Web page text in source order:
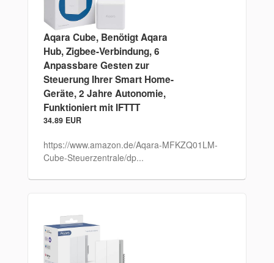
Aqara Cube, Benötigt Aqara
Hub, Zigbee-Verbindung, 6
Anpassbare Gesten zur
Steuerung Ihrer Smart Home-
Geräte, 2 Jahre Autonomie,
Funktioniert mit IFTTT
34.89 EUR
https://www.amazon.de/Aqara-MFKZQ01LM-
Cube-Steuerzentrale/dp...